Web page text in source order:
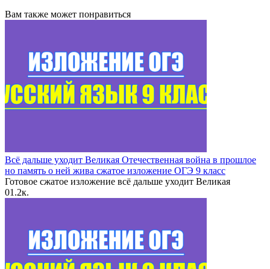
Вам также может понравиться
Всё дальше уходит Великая Отечественная война в прошлое
но память о ней жива сжатое изложение ОГЭ 9 класс
Готовое сжатое изложение всё дальше уходит Великая
01.2к.